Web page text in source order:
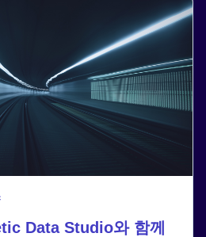
Data Studio와 함께